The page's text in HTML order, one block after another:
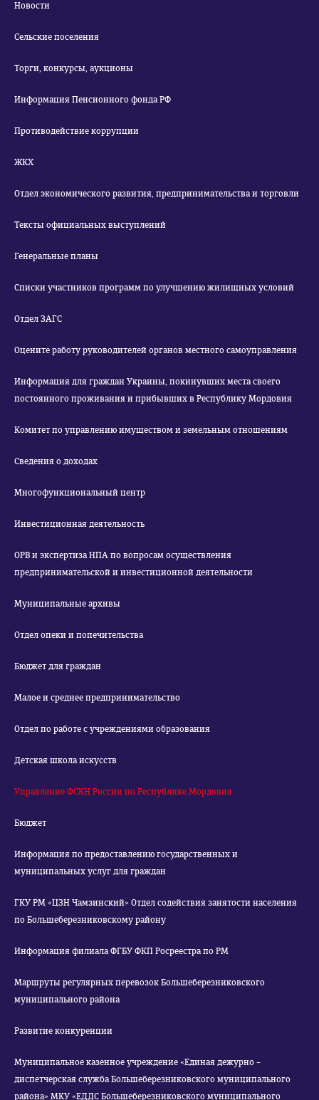
Новости
Сельские поселения
Торги, конкурсы, аукционы
Информация Пенсионного фонда РФ
Противодействие коррупции
ЖКХ
Отдел экономического развития, предпринимательства и торговли
Тексты официальных выступлений
Генеральные планы
Списки участников программ по улучшению жилищных условий
Отдел ЗАГС
Оцените работу руководителей органов местного самоуправления
Информация для граждан Украины, покинувших места своего
постоянного проживания и прибывших в Республику Мордовия
Комитет по управлению имуществом и земельным отношениям
Сведения о доходах
Многофункциональный центр
Инвестиционная деятельность
ОРВ и экспертиза НПА по вопросам осуществления
предпринимательской и инвестиционной деятельности
Муниципальные архивы
Отдел опеки и попечительства
Бюджет для граждан
Малое и среднее предпринимательство
Отдел по работе с учреждениями образования
Детская школа искусств
Управление ФСКН России по Республике Мордовия
Бюджет
Информация по предоставлению государственных и
муниципальных услуг для граждан
ГКУ РМ «ЦЗН Чамзинский» Отдел содействия занятости населения
по Большеберезниковскому району
Информация филиала ФГБУ ФКП Росреестра по РМ
Маршруты регулярных перевозок Большеберезниковского
муниципального района
Развитие конкуренции
Муниципальное казенное учреждение «Единая дежурно –
диспетчерская служба Большеберезниковского муниципального
района» МКУ «ЕДДС Большеберезниковского муниципального